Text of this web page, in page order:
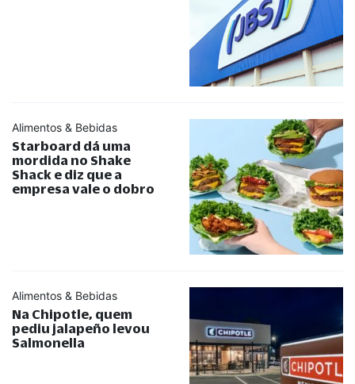
Alimentos & Bebidas
Starboard dá uma
mordida no Shake
Shack e diz que a
empresa vale o dobro
Alimentos & Bebidas
Na Chipotle, quem
pediu jalapeño levou
Salmonella